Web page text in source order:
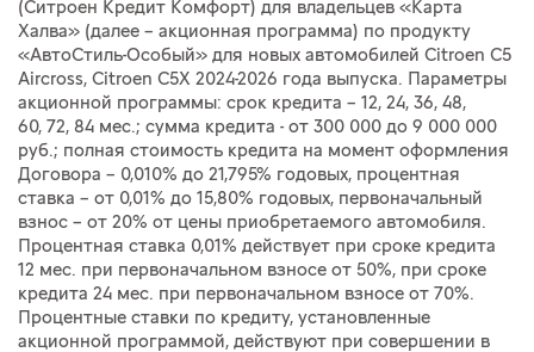
(Ситроен Кредит Комфорт) для владельцев «Карта
Халва» (далее – акционная программа) по продукту
«АвтоСтиль-Особый» для новых автомобилей Citroen С5
Aircross, Citroen C5X 2024-2026 года выпуска. Параметры
акционной программы: срок кредита – 12, 24, 36, 48,
60, 72, 84 мес.; сумма кредита - от 300 000 до 9 000 000
руб.; полная стоимость кредита на момент оформления
Договора – 0,010% до 21,795% годовых, процентная
ставка – от 0,01% до 15,80% годовых, первоначальный
взнос – от 20% от цены приобретаемого автомобиля.
Процентная ставка 0,01% действует при сроке кредита
12 мес. при первоначальном взносе от 50%, при сроке
кредита 24 мес. при первоначальном взносе от 70%.
Процентные ставки по кредиту, установленные
акционной программой, действуют при совершении в